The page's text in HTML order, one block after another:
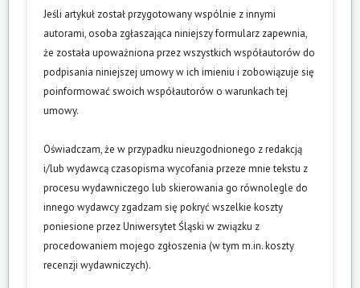
Jeśli artykuł został przygotowany wspólnie z innymi
autorami, osoba zgłaszająca niniejszy formularz zapewnia,
że została upoważniona przez wszystkich współautorów do
podpisania niniejszej umowy w ich imieniu i zobowiązuje się
poinformować swoich współautorów o warunkach tej
umowy.
Oświadczam, że w przypadku nieuzgodnionego z redakcją
i/lub wydawcą czasopisma wycofania przeze mnie tekstu z
procesu wydawniczego lub skierowania go równolegle do
innego wydawcy zgadzam się pokryć wszelkie koszty
poniesione przez Uniwersytet Śląski w związku z
procedowaniem mojego zgłoszenia (w tym m.in. koszty
recenzji wydawniczych).